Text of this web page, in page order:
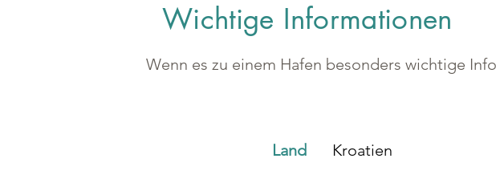
Wichtige Informationen
Wenn es zu einem Hafen besonders wichtige
Kroatien
Land